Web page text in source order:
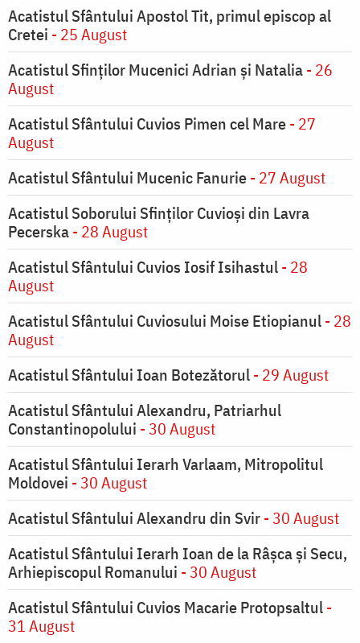
Acatistul Sfântului Apostol Tit, primul episcop al
Cretei - 25 August
Acatistul Sfinților Mucenici Adrian și Natalia- 26
August
Acatistul Sfântului Cuvios Pimen cel Mare- 27
August
Acatistul Sfântului Mucenic Fanurie- 27 August
Acatistul Soborului Sfinților Cuvioși din Lavra
Pecerska- 28 August
Acatistul Sfântului Cuvios Iosif Isihastul- 28
August
Acatistul Sfântului Cuviosului Moise Etiopianul- 28
August
Acatistul Sfântului Ioan Botezătorul- 29 August
Acatistul Sfântului Alexandru, Patriarhul
Constantinopolului - 30 August
Acatistul Sfântului Ierarh Varlaam, Mitropolitul
Moldovei - 30 August
Acatistul Sfântului Alexandru din Svir- 30 August
Acatistul Sfântului Ierarh Ioan de la Râşca şi Secu,
Arhiepiscopul Romanului - 30 August
Acatistul Sfântului Cuvios Macarie Protopsaltul-
31 August